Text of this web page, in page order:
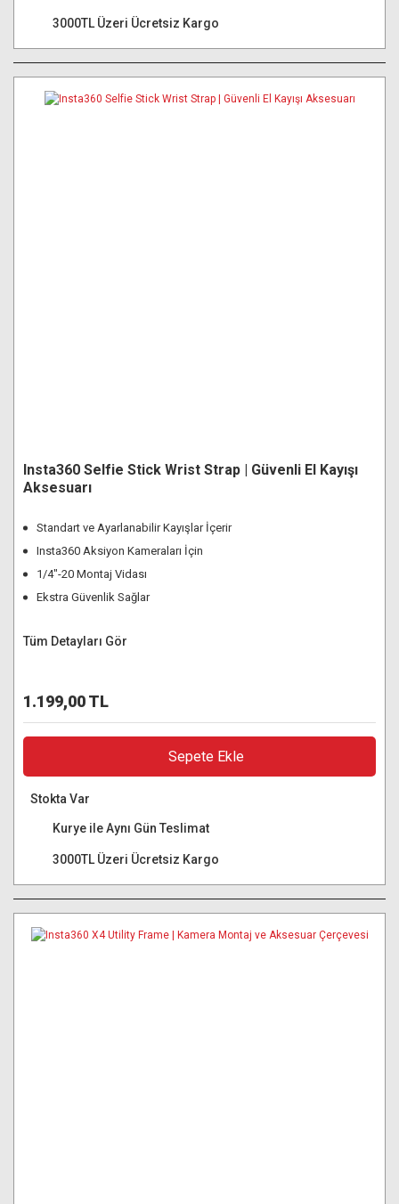
3000TL Üzeri Ücretsiz Kargo
Insta360 Selfie Stick Wrist Strap | Güvenli El Kayışı
Aksesuarı
Standart ve Ayarlanabilir Kayışlar İçerir
Insta360 Aksiyon Kameraları İçin
1/4"-20 Montaj Vidası
Ekstra Güvenlik Sağlar
Tüm Detayları Gör
1.199,00 TL
Sepete Ekle
Stokta Var
Kurye ile Aynı Gün Teslimat
3000TL Üzeri Ücretsiz Kargo